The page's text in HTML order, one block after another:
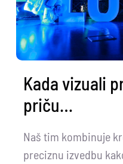
Kada vizuali
priču…
Naš tim kombinuje
preciznu izvedbu